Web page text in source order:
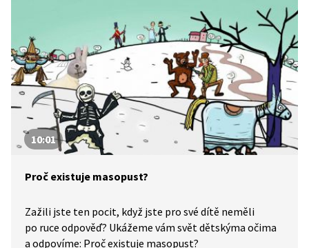
10:01
Proč existuje masopust?
Zažili jste ten pocit, když jste pro své dítě neměli
po ruce odpověď? Ukážeme vám svět dětskýma očima
a odpovíme: Proč existuje masopust?